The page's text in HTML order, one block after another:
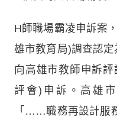
H師職場霸凌申訴案
雄市教育局)調查認定
向高雄市教師申訴
評會)申訴。高雄
「……職務再設計服